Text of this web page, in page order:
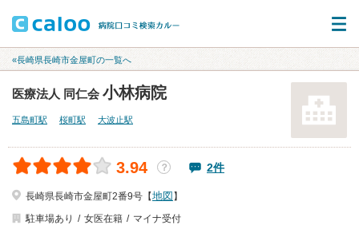
«長崎県長崎市金屋町の一覧へ
医療法人 同仁会 小林病院
五島町駅 桜町駅 大波止駅
3.94 ？ 2件
長崎県長崎市金屋町2番9号【地図 】
駐車場あり
女医在籍 マイナ受付